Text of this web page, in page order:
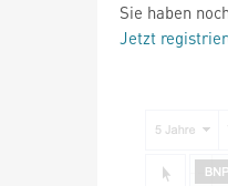
Sie haben
Jetzt